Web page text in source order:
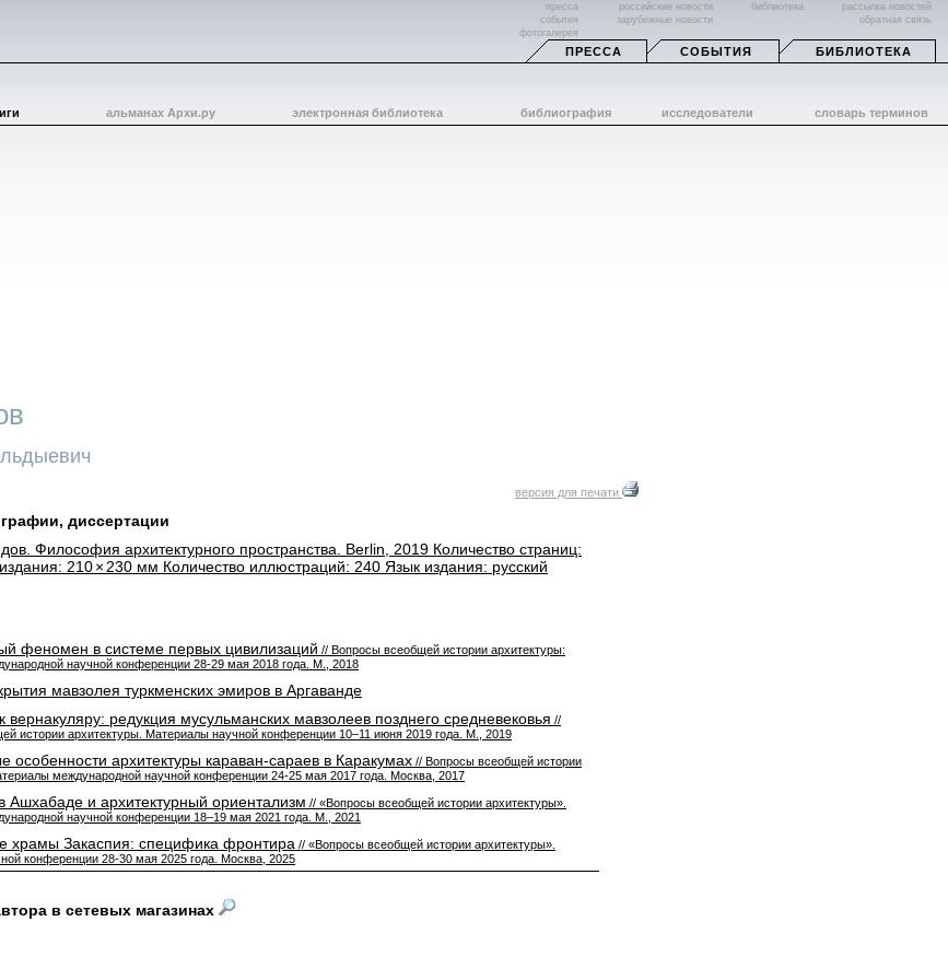
пресса
события
фотогалерея
российские новости
зарубежные новости
библиотека
рассылка новостей
обратная связь
ПРЕССА СОБЫТИЯ БИБЛИОТЕКА
альманах Архи.ру электронная библиотека библиография исследователи словарь терминов
версия для печати
диссертации
Философия архитектурного пространства. Berlin, 2019 Количество страниц:
210 × 230 мм Количество иллюстраций: 240 Язык издания: русский
феномен в системе первых цивилизаций // Вопросы всеобщей истории архитектуры:
научной конференции 28-29 мая 2018 года. М., 2018
мавзолея туркменских эмиров в Аргаванде
вернакуляру: редукция мусульманских мавзолеев позднего средневековья //
истории архитектуры. Материалы научной конференции 10–11 июня 2019 года. М., 2019
особенности архитектуры караван-сараев в Каракумах // Вопросы всеобщей истории
международной научной конференции 24-25 мая 2017 года. Москва, 2017
Ашхабаде и архитектурный ориентализм // «Вопросы всеобщей истории архитектуры».
научной конференции 18–19 мая 2021 года. М., 2021
храмы Закаспия: специфика фронтира // «Вопросы всеобщей истории архитектуры».
конференции 28-30 мая 2025 года. Москва, 2025
в сетевых магазинах